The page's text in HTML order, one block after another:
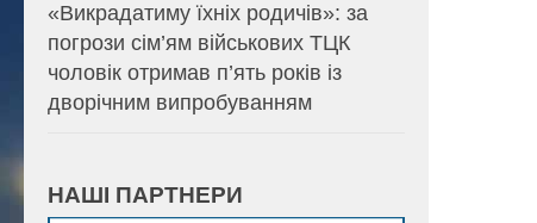
«Викрадатиму їхніх родичів»: за
погрози сім’ям військових ТЦК
чоловік отримав п’ять років із
дворічним випробуванням
НАШІ ПАРТНЕРИ